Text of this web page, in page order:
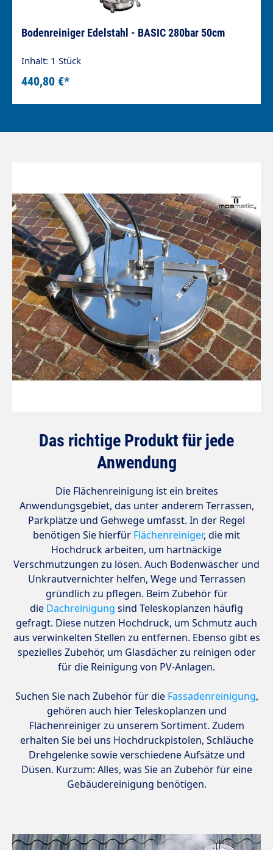
Bodenreiniger Edelstahl - BASIC 280bar 50cm
Inhalt: 1 Stück
440,80 €*
Das richtige Produkt für jede
Anwendung
Die Flächenreinigung ist ein breites
Anwendungsgebiet, das unter anderem Terrassen,
Parkplätze und Gehwege umfasst. In der Regel
benötigen Sie hierfür Flächenreiniger, die mit
Hochdruck arbeiten, um hartnäckige
Verschmutzungen zu lösen. Auch Bodenwäscher und
Unkrautvernichter helfen, Wege und Terrassen
gründlich zu pflegen. Beim Zubehör für
die Dachreinigung sind Teleskoplanzen häufig
gefragt. Diese nutzen Hochdruck, um Schmutz auch
aus verwinkelten Stellen zu entfernen. Ebenso gibt es
spezielles Zubehör, um Glasdächer zu reinigen oder
für die Reinigung von PV-Anlagen.
Suchen Sie nach Zubehör für die Fassadenreinigung,
gehören auch hier Teleskoplanzen und
Flächenreiniger zu unserem Sortiment. Zudem
erhalten Sie bei uns Hochdruckpistolen, Schläuche
Drehgelenke sowie verschiedene Aufsätze und
Düsen. Kurzum: Alles, was Sie an Zubehör für eine
Gebäudereinigung benötigen.